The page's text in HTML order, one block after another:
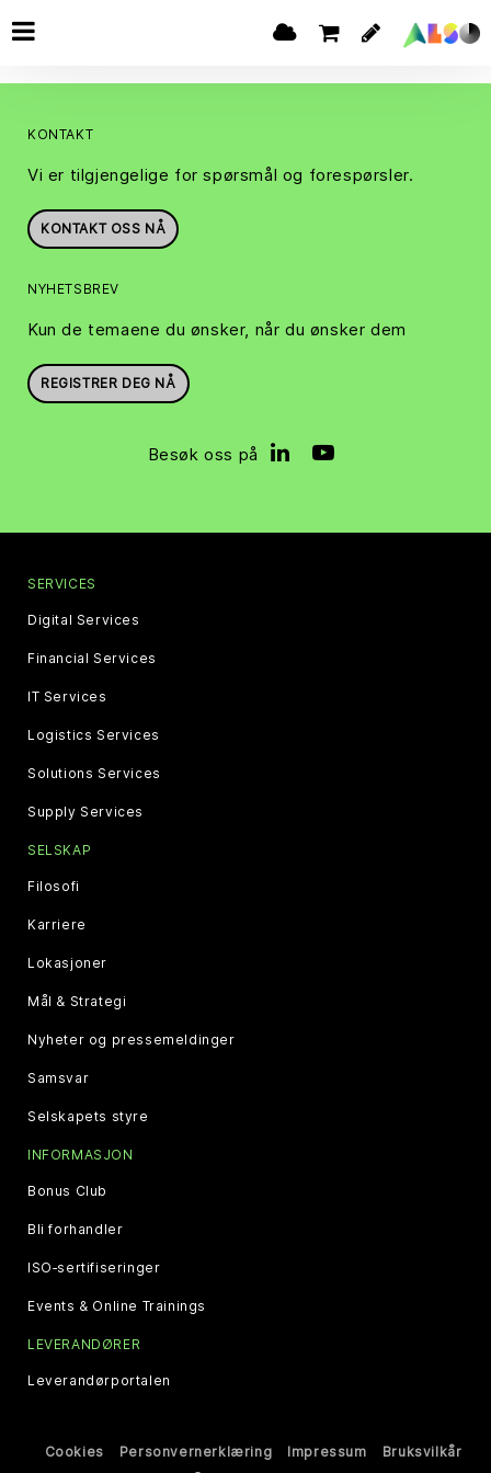
KONTAKT
Vi er tilgjengelige for spørsmål og forespørsler.
KONTAKT OSS NÅ
NYHETSBREV
Kun de temaene du ønsker, når du ønsker dem
REGISTRER DEG NÅ
Besøk oss på
SERVICES
Digital Services
Financial Services
IT Services
Logistics Services
Solutions Services
Supply Services
SELSKAP
Filosofi
Karriere
Lokasjoner
Mål & Strategi
Nyheter og pressemeldinger
Samsvar
Selskapets styre
INFORMASJON
Bonus Club
Bli forhandler
ISO‑sertifiseringer
Events & Online Trainings
LEVERANDØRER
Leverandørportalen
Cookies Personvernerklæring Impressum
Bruksvilkår